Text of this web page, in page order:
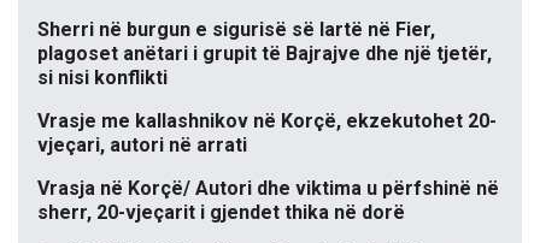
Sherri në burgun e sigurisë së lartë në Fier,
plagoset anëtari i grupit të Bajrajve dhe një tjetër,
si nisi konflikti
Vrasje me kallashnikov në Korçë, ekzekutohet 20-
vjeçari, autori në arrati
Vrasja në Korçë/ Autori dhe viktima u përfshinë në
sherr, 20-vjeçarit i gjendet thika në dorë